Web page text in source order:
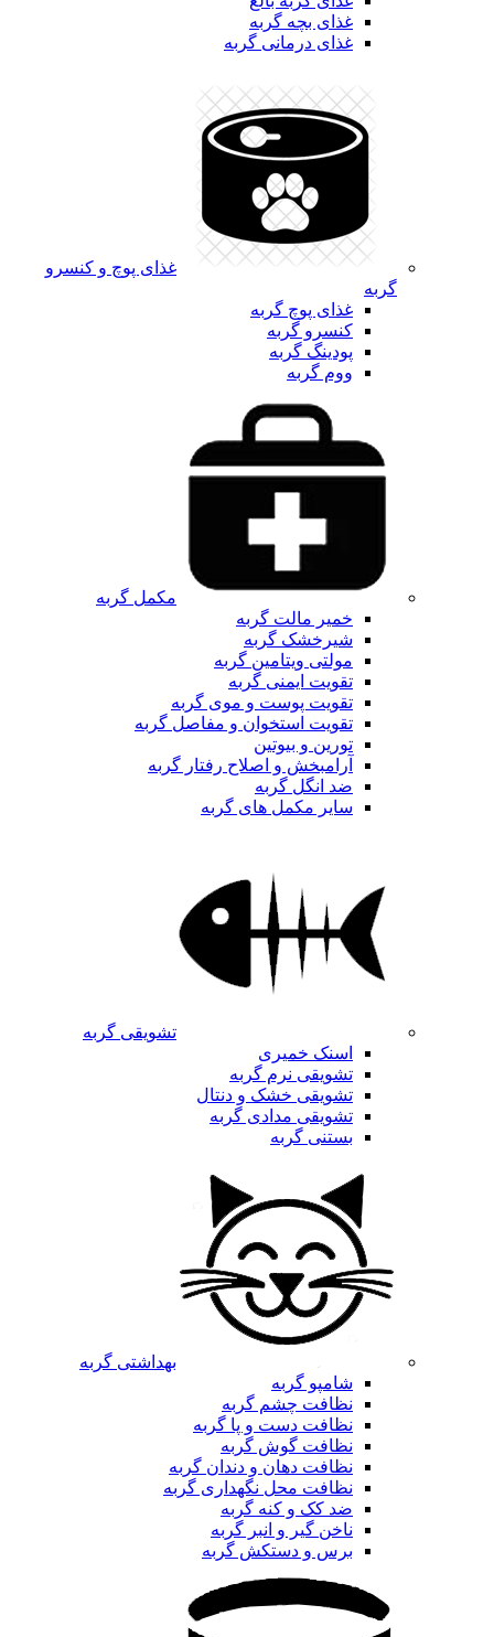
غذای بچه گربه
غذای درمانی گربه
غذای پوچ و کنسرو
گربه
غذای پوچ گربه
کنسرو گربه
پودینگ گربه
ووم گربه
مکمل گربه
خمیر مالت گربه
شیرخشک گربه
مولتی ویتامین گربه
تقویت ایمنی گربه
تقویت پوست و موی گربه
تقویت استخوان و مفاصل گربه
تورین و بیوتین
آرامبخش و اصلاح رفتار گربه
ضد انگل گربه
سایر مکمل های گربه
تشویقی گربه
اسنک خمیری
تشویقی نرم گربه
تشویقی خشک و دنتال
تشویقی مدادی گربه
بستنی گربه
بهداشتی گربه
شامپو گربه
نظافت چشم گربه
نظافت دست و پا گربه
نظافت گوش گربه
نظافت دهان و دندان گربه
نظافت محل نگهداری گربه
ضد کک و کنه گربه
ناخن گیر و انبر گربه
برس و دستکش گربه